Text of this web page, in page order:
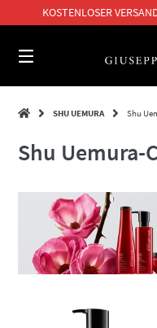
zum
KOSTENLOSER
SHU UEMURA Shu
Shu Uemura-